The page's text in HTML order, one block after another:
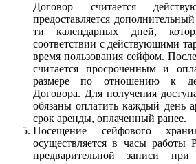
Договор считается
предоставляется
ти календарных дней,
соответствии с действующими
время пользования сейфом.
считается просроченным и
размере по отношению к
Договора. Для получения
обязаны оплатить каждый день
срок аренды, оплаченный ранее.
Посещение сейфового
осуществляется в часы работы
предварительной записи